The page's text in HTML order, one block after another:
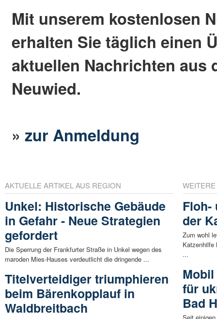
Mit unserem kostenlosen
erhalten Sie täglich einen
aktuellen Nachrichten aus
Neuwied.
»zur Anmeldung
AKTUELLE ARTIKEL AUS REGION
Unkel: Historische Gebäude
in Gefahr - Neue Strategien
gefordert
Die Sperrung der Frankfurter Straße in Unkel wegen des
maroden Mies-Hauses verdeutlicht die dringende ...
Titelverteidiger triumphieren
beim Bärenkopplauf in
Waldbreitbach
Floh-
der
Zum wohl
Katzenhilfe
...
für
Bad
Seit